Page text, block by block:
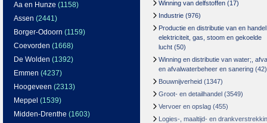
Aa en Hunze (1158)
Assen (2441)
Borger-Odoorn (1159)
Coevorden (1668)
De Wolden (1392)
Emmen (4237)
Hoogeveen (2313)
Meppel (1539)
Midden-Drenthe (1603)
Winning van delfstoffen (17)
Industrie (976)
Productie en distributie van en
elektriciteit, gas, stoom en gekoelde
lucht (50)
Winning en distributie van water;,
en afvalwaterbeheer en sanering (42)
Bouwnijverheid (1347)
Groot- en detailhandel (3549)
Vervoer en opslag (455)
Logies-, maaltijd- en